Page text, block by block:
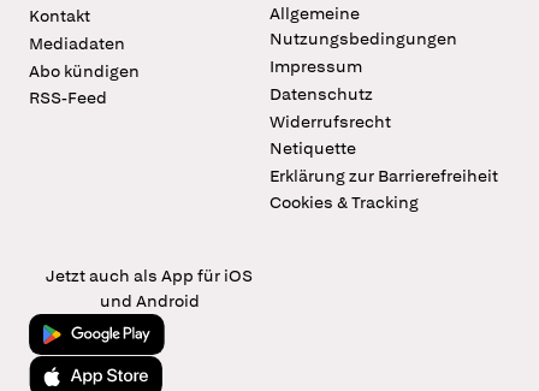
Kontakt
Mediadaten
Abo kündigen
RSS-Feed
Allgemeine
Nutzungsbedingungen
Impressum
Datenschutz
Widerrufsrecht
Netiquette
Erklärung zur Barrierefreiheit
Cookies & Tracking
Jetzt auch als App für iOS
und Android
Jetzt bei Google Play
Laden im App Store